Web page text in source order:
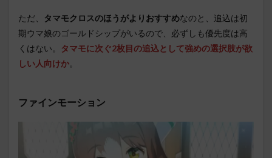
ただ、 タマモクロスのほうがよりおすすめなのと、追込は初
期ウマ娘のゴールドシップがいるので、必ずしも優先度は高
くはない。
タマモに次ぐ2枚目の追込として強めの選択肢が欲
しい人向けか。
ファインモーション